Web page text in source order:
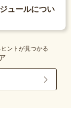
ュールについ
ントが見つかる